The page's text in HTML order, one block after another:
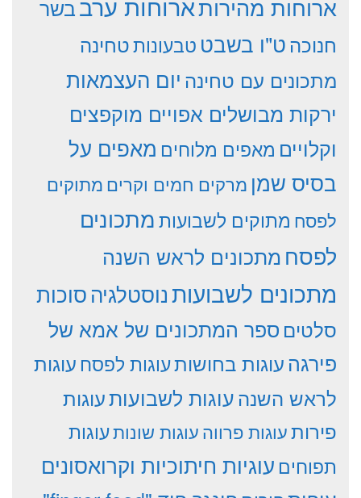
ארוחות מהירות בשר
חנוכהט"ו בשבט טבעונותטחינה
מתכונים עם טחינה יום העצמאות
ירקות מבושלים אפויים מוקפצים
וקלויים מאפים מלוחים מאפים על
בסיס שמן מרקים חמים וקריםמתוקים
לפסח מתוקים לשבועותמתכונים
לפסח מתכונים לראש השנה
מתכונים לשבועותנוסטלגיהסוכות
סלטים ספר המתכונים של אמא של
פירגהעוגות בחושותעוגות לפסח עוגות
לראש השנהעוגות לשבועותעוגות
פירותעוגות פרווהעוגות שונותעוגות
תפוחים עוגיות חיתוכיות וקרואסונים